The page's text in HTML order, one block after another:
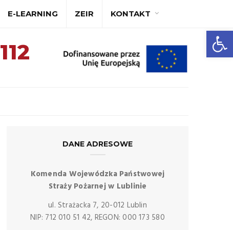
A A+ A++
112
E-LEARNING ZEIR KONTAKT
DANE ADRESOWE
Komenda Wojewódzka Państwowej
Straży Pożarnej w Lublinie
ul. Strażacka 7, 20-012 Lublin
NIP: 712 010 51 42, REGON: 000 173 580